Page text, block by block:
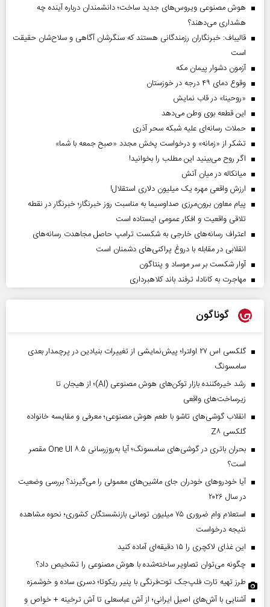
هوش مصنوعی ویروس‌های جدید ساخت؛ دانشمندان درباره آینده چه
هشداری می‌دهند؟
قالیباف: خبرنگاران رزمندگانی هستند که سنگرشان آگاهی و سلاح‌شان حقیقت
است
آزمون دشوار پیمان مکه
وقوع دمای ۴۹ درجه در خوزستان
«روحینا» در قاب نمایش
این قطعه بوی وطن می‌دهد
حملات رسانه‌ای علیه شبکه سحر آذری
تشکر از «زمانه» و درخواست پخش مجدد «صبح جمعه با شما»
اگر روح می‌بینید این مطلب را بخوانید!
میانکاله در میان آتش
ارزش واقعی مهره یک میلیون دلاری استقلال!
پیام معاون برون‌مرزی صداوسیما به مناسبت روز خبرنگار؛ خبرنگار در نقطه
تلاقی واقعیت و افکار عمومی ایستاده است
اعتراف رسانه‌های خارجی به شکست ترامپ حاصل مجاهدت رسانه‌های
انقلابی در مقابله با دروغ پراکنی‌های دشمنان است
آوار شکست بر سر موساد و پنتاگون
مهاجرت به کانادا، ترفند باند کلاهبرداری
گوناگون
گلکسی اس ۲۷ اولترا؛ پیش‌نمایشی از تغییرات بنیادین در پرچمدار بعدی
سامسونگ
رشد خیره‌کننده بازار توکن‌های هوش مصنوعی (AI)؛ از هیجان تا
زیرساخت‌های واقعی
انقلاب گوشی‌های تاشو‌ با طعم هوش مصنوعی؛ معرفی و مقایسه خانواده
گلکسی Z۸
بحران باتری در گوشی‌های سامسونگ؛ آیا به‌روزرسانی One UI ۸.۵ مقصر
است؟
آیا خودروهای خودران جای ماشین‌های معمولی را می‌گیرند؟ بررسی وضعیت
در سال ۲۰۲۶
استعلام وام ضروری ۷۵ میلیون تومانی بازنشستگان کشوری؛ نحوه مشاهده
نتیجه درخواست
این غذای لاکچری را ۱۵ دقیقه‌ای آماده کنید
چگونه می‌توان تصاویر ساخته‌شده با هوش مصنوعی را تشخیص داد؟
طرز تهیه تارت فلپ‌جک توت‌فرنگی با پنیر ریکوتا؛ دسری ساده و خوشمزه
آشنایی با آش‌های اصیل ایرانی؛ از آش عباسعلی تا آش ترخینه + خواص و